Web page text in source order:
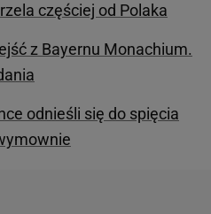
częściej od Polaka
z Bayernu Monachium.
odnieśli się do spięcia